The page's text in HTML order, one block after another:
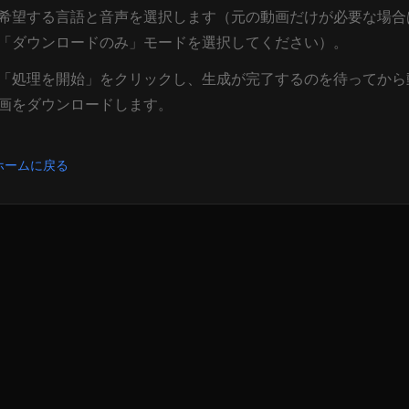
望する言語と音声を選択します（元の動画だけが必要な場
ダウンロードのみ」モードを選択してください）。
処理を開始」をクリックし、生成が完了するのを待ってか
をダウンロードします。
ムに戻る